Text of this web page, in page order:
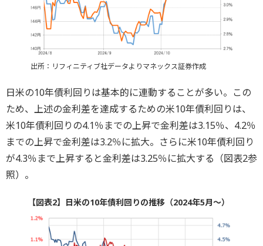
出所：リフィニティブ社データよりマネックス証券作成
日米の10年債利回りは基本的に連動することが多い。この
ため、上述の金利差を達成するための米10年債利回りは、
米10年債利回りの4.1％までの上昇で金利差は3.15％、4.2％
までの上昇で金利差は3.2％に拡大。さらに米10年債利回り
が4.3％まで上昇すると金利差は3.25％に拡大する（図表2参
照）。
【図表2】日米の10年債利回りの推移（2024年5月～）